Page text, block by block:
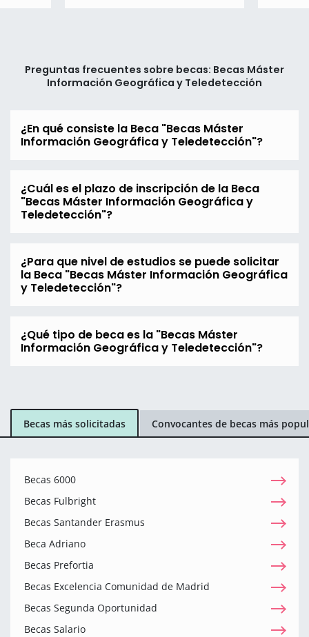
Preguntas frecuentes sobre becas: Becas Máster
Información Geográfica y Teledetección
¿En qué consiste la Beca "Becas Máster
Información Geográfica y Teledetección"?
¿Cuál es el plazo de inscripción de la Beca
"Becas Máster Información Geográfica y
Teledetección"?
¿Para que nivel de estudios se puede solicitar
la Beca "Becas Máster Información Geográfica
y Teledetección"?
¿Qué tipo de beca es la "Becas Máster
Información Geográfica y Teledetección"?
Becas más solicitadas Convocantes de becas más
Becas 6000
Becas Fulbright
Becas Santander Erasmus
Beca Adriano
Becas Prefortia
Becas Excelencia Comunidad de Madrid
Becas Segunda Oportunidad
Becas Salario